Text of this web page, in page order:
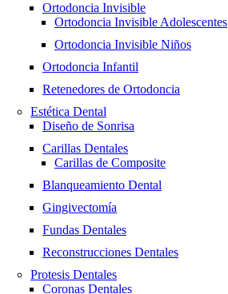
Ortodoncia Invisible
Ortodoncia Invisible Adolescentes
Ortodoncia Invisible Niños
Ortodoncia Infantil
Retenedores de Ortodoncia
Estética Dental
Diseño de Sonrisa
Carillas Dentales
Carillas de Composite
Blanqueamiento Dental
Gingivectomía
Fundas Dentales
Reconstrucciones Dentales
Protesis Dentales
Coronas Dentales